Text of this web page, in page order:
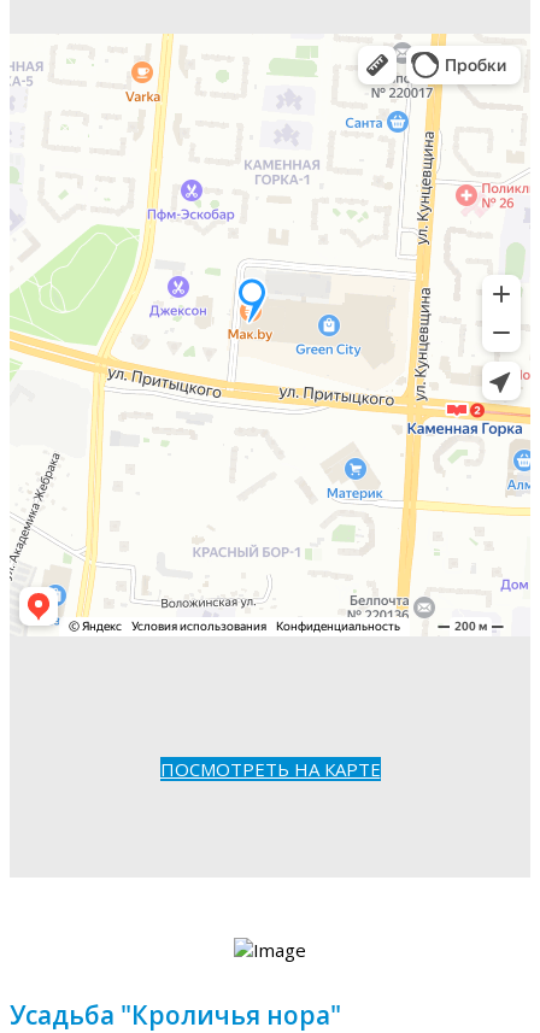
ПОСМОТРЕТЬ НА КАРТЕ
Усадьба "Кроличья нора"